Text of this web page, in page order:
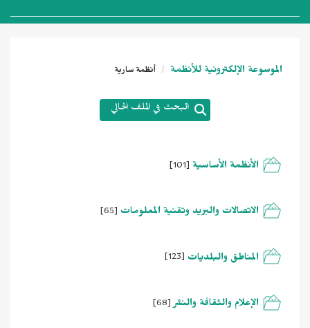
الموسوعة الإلكترونية للأنظمة أنظمة سارية
البحث في الملف الحالي
الأنظمة الأساسية [101]
الاتصالات والبريد وتقنية المعلومات [65]
المناطق والبلديات [123]
الإعلام والثقافة والنشر [68]